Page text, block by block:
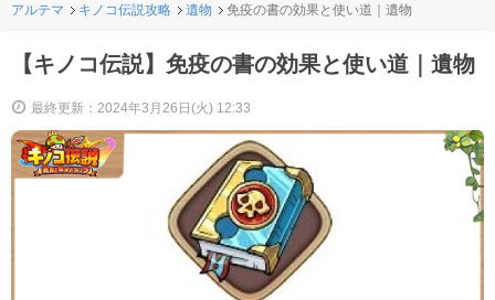
アルテマ キノコ伝説攻略 遺物 免疫の書の効果と使い道｜遺物
【キノコ伝説】免疫の書の効果と使い道｜遺物
最終更新：2024年3月26日(火) 12:33